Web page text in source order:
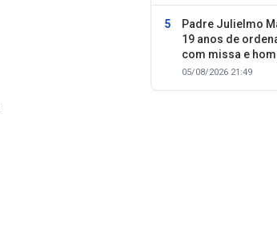
Padre Julielmo
19 anos de
com missa e
Colônia do Piauí
05/08/2026 21:49